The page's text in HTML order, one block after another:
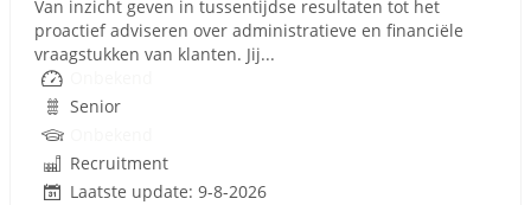
Van inzicht geven in tussentijdse resultaten tot het
proactief adviseren over administratieve en financiële
vraagstukken van klanten. Jij...
Senior
Recruitment
Laatste update: 9-8-2026